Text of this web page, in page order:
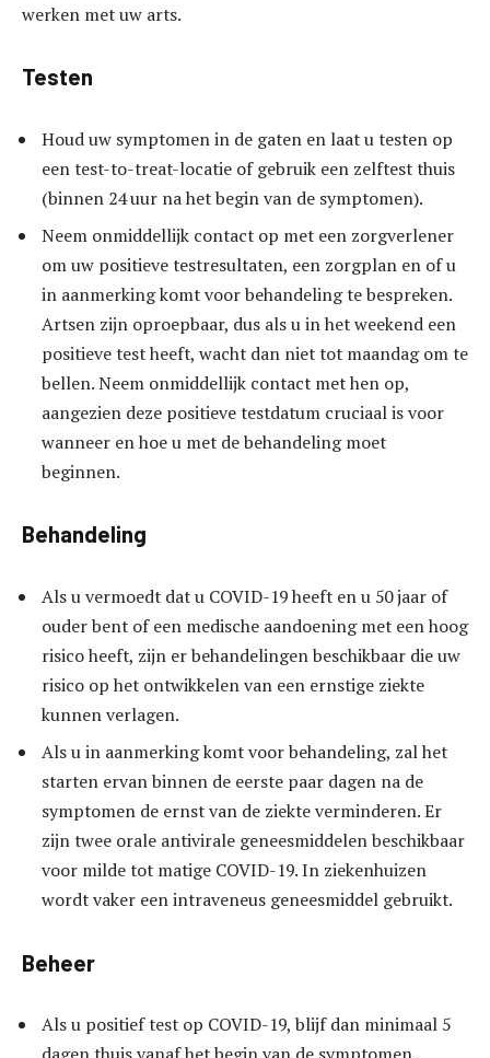
werken met uw arts.
Testen
Houd uw symptomen in de gaten en laat u testen op
een test-to-treat-locatie of gebruik een zelftest thuis
(binnen 24 uur na het begin van de symptomen).
Neem onmiddellijk contact op met een zorgverlener
om uw positieve testresultaten, een zorgplan en of u
in aanmerking komt voor behandeling te bespreken.
Artsen zijn oproepbaar, dus als u in het weekend een
positieve test heeft, wacht dan niet tot maandag om te
bellen. Neem onmiddellijk contact met hen op,
aangezien deze positieve testdatum cruciaal is voor
wanneer en hoe u met de behandeling moet
beginnen.
Behandeling
Als u vermoedt dat u COVID-19 heeft en u 50 jaar of
ouder bent of een medische aandoening met een hoog
risico heeft, zijn er behandelingen beschikbaar die uw
risico op het ontwikkelen van een ernstige ziekte
kunnen verlagen.
Als u in aanmerking komt voor behandeling, zal het
starten ervan binnen de eerste paar dagen na de
symptomen de ernst van de ziekte verminderen. Er
zijn twee orale antivirale geneesmiddelen beschikbaar
voor milde tot matige COVID-19. In ziekenhuizen
wordt vaker een intraveneus geneesmiddel gebruikt.
Beheer
Als u positief test op COVID-19, blijf dan minimaal 5